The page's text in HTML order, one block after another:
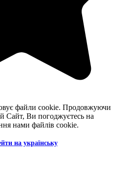
файли cookie. Продовжуючи
Сайт, Ви погоджуєтесь на
нами файлів cookie.
на українську